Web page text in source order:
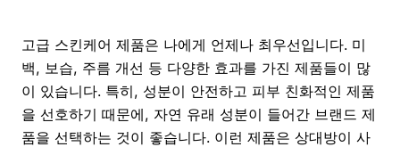
고급 스킨케어 제품은 나에게 언제나 최우선입니다. 미
백, 보습, 주름 개선 등 다양한 효과를 가진 제품들이 많
이 있습니다. 특히, 성분이 안전하고 피부 친화적인 제품
을 선호하기 때문에, 자연 유래 성분이 들어간 브랜드 제
품을 선택하는 것이 좋습니다. 이런 제품은 상대방이 사